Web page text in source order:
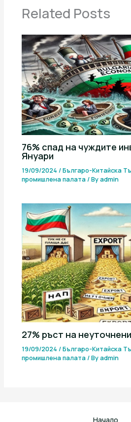
Related Posts
76% спад на чуждите
Януари
19/09/2024/Българо-Китайска
промишлена палaта/ Byadmin
27% ръст на
19/09/2024 /Българо-Китайска
промишлена палaта / Byadmin
Начало